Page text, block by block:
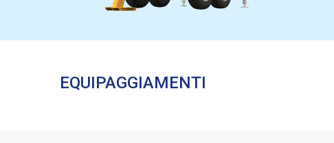
EQUIPAGGIAMENTI